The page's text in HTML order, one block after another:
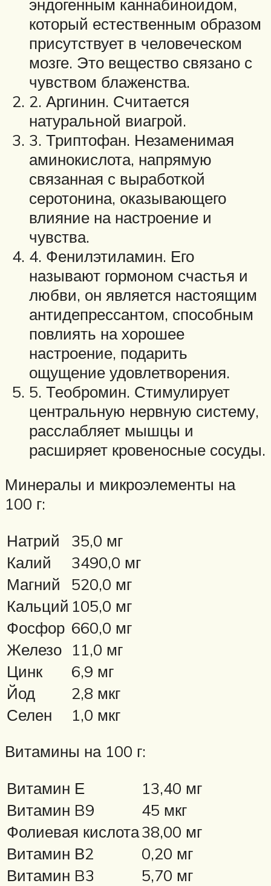
эндогенным каннабиноидом,
который естественным образом
присутствует в человеческом
мозге. Это вещество связано с
чувством блаженства.
2. Аргинин. Считается
натуральной виагрой.
3. Триптофан. Незаменимая
аминокислота, напрямую
связанная с выработкой
серотонина, оказывающего
влияние на настроение и
чувства.
4. Фенилэтиламин. Его
называют гормоном счастья и
любви, он является настоящим
антидепрессантом, способным
повлиять на хорошее
настроение, подарить
ощущение удовлетворения.
5. Теобромин. Стимулирует
центральную нервную систему,
расслабляет мышцы и
расширяет кровеносные сосуды.
Минералы и микроэлементы на
100 г:
Натрий
35,0 мг
Калий
3490,0 мг
Магний
520,0 мг
Кальций 105,0 мг
Фосфор 660,0 мг
Железо 11,0 мг
Цинк
6,9 мг
Йод
2,8 мкг
Селен
1,0 мкг
Витамины на 100 г:
Витамин Е
13,40 мг
Витамин B9
45 мкг
Фолиевая кислота38,00 мг
Витамин В2
0,20 мг
Витамин B3
5,70 мг